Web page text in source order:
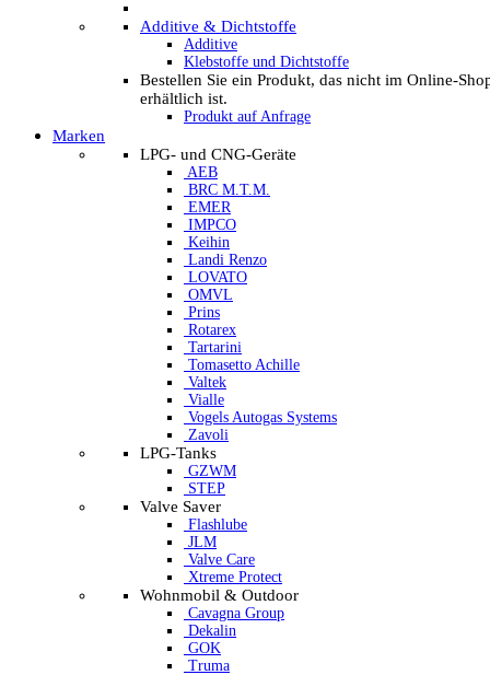
Additive & Dichtstoffe
Additive
Klebstoffe und Dichtstoffe
Bestellen Sie ein Produkt, das nicht im Online-
erhältlich ist.
Produkt auf Anfrage
Marken
LPG- und CNG-Geräte
AEB
BRC M.T.M.
EMER
IMPCO
Keihin
Landi Renzo
LOVATO
OMVL
Prins
Rotarex
Tartarini
Tomasetto Achille
Valtek
Vialle
Vogels Autogas Systems
Zavoli
LPG-Tanks
GZWM
STEP
Valve Saver
Flashlube
JLM
Valve Care
Xtreme Protect
Wohnmobil & Outdoor
Cavagna Group
Dekalin
GOK
Truma